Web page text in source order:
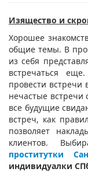
Изящество и
Хорошее
общие темы. В
из себя
встречаться еще.
провести
нечастые
все будущие
встреч, как
позволяет
клиентов.
проститутки
индивидуалки